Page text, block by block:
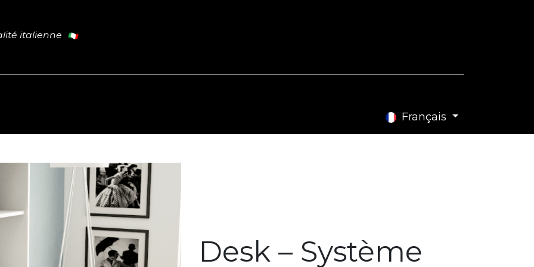
italienne
Français
Desk – Système